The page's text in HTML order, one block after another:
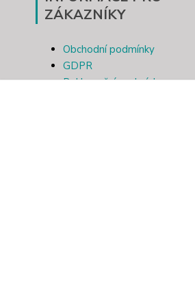
ZÁKAZNÍKY
Obchodní podmínky
GDPR
Reklamační podmínky